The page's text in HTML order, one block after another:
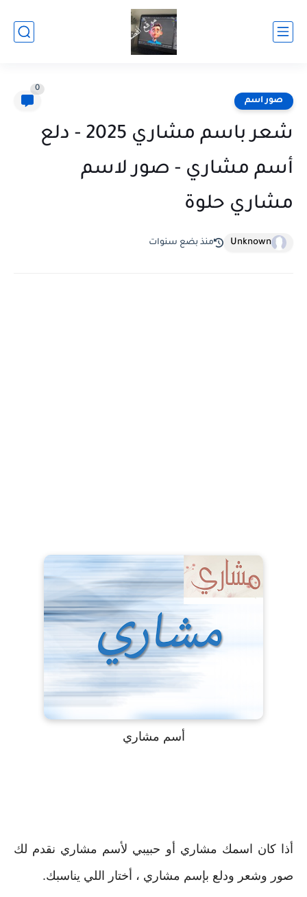
صور اسم
0
شعر باسم مشاري 2025 - دلع
أسم مشاري - صور لاسم
مشاري حلوة
Unknown منذ بضع سنوات
أسم مشاري
أذا كان اسمك مشاري أو حبيبي لأسم مشاري نقدم لك
صور وشعر ودلع بإسم مشاري ، أختار اللي يناسبك.